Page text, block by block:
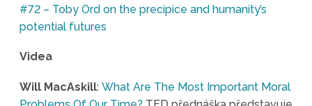
#72 – Toby Ord on the precipice and humanity’s
potential futures
Videa
Will MacAskill: What Are The Most Important Moral